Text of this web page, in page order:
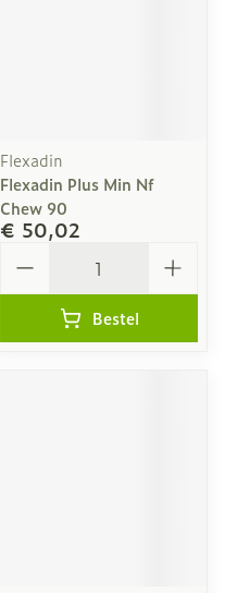
Flexadin
Flexadin Plus Min Nf
Chew 90
€ 50,02
Bestel